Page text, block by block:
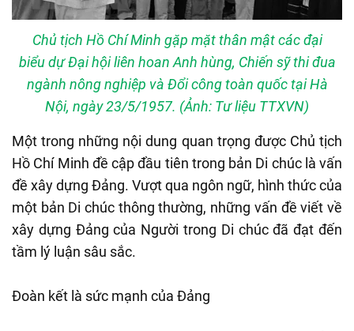
Chủ tịch Hồ Chí Minh gặp mặt thân mật các đại
biểu dự Đại hội liên hoan Anh hùng, Chiến sỹ thi đua
ngành nông nghiệp và Đổi công toàn quốc tại Hà
Nội, ngày 23/5/1957. (Ảnh: Tư liệu TTXVN)
Một trong những nội dung quan trọng được Chủ tịch
Hồ Chí Minh đề cập đầu tiên trong bản Di chúc là vấn
đề xây dựng Đảng. Vượt qua ngôn ngữ, hình thức của
một bản Di chúc thông thường, những vấn đề viết về
xây dựng Đảng của Người trong Di chúc đã đạt đến
tầm lý luận sâu sắc.
Đoàn kết là sức mạnh của Đảng